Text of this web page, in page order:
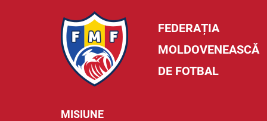
FEDERAȚIA
MOLDOVENEASCĂ
DE FOTBAL
MISIUNE